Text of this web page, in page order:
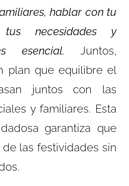
hablar con tu
necesidades y
esencial. Juntos,
plan que equilibre el
juntos con las
y familiares. Esta
garantiza que
las festividades sin